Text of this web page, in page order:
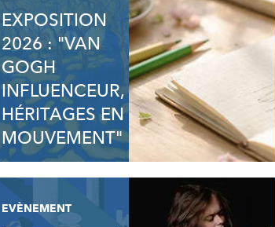
EXPOSITION
2026 : "VAN
GOGH
INFLUENCEUR,
HÉRITAGES EN
MOUVEMENT"
EVÈNEMENT